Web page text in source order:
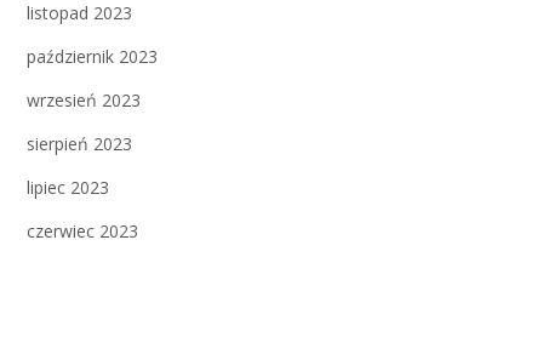
listopad 2023
październik 2023
wrzesień 2023
sierpień 2023
lipiec 2023
czerwiec 2023